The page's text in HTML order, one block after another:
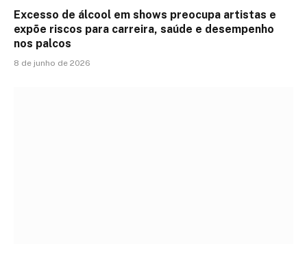
Excesso de álcool em shows preocupa artistas e
expõe riscos para carreira, saúde e desempenho
nos palcos
8 de junho de 2026